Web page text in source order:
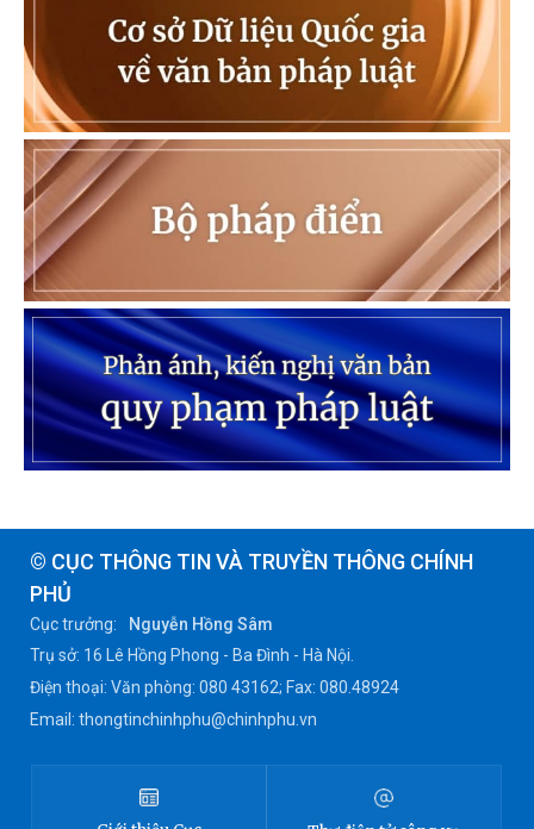
© CỤC THÔNG TIN VÀ TRUYỀN THÔNG CHÍNH
PHỦ
Cục trưởng:
Nguyễn Hồng Sâm
Trụ sở: 16 Lê Hồng Phong - Ba Đình - Hà Nội.
Điện thoại: Văn phòng: 080 43162; Fax: 080.48924
Email: thongtinchinhphu@chinhphu.vn